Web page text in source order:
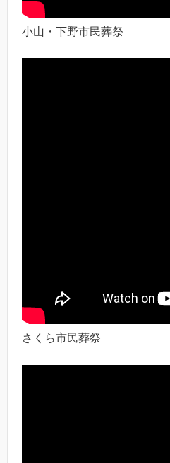
小山・下野市民葬祭
さくら市民葬祭